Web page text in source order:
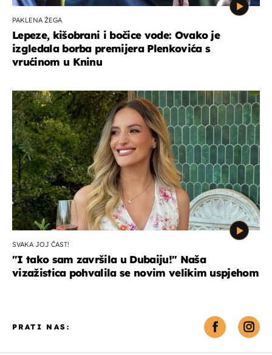
PAKLENA ŽEGA
Lepeze, kišobrani i bočice vode: Ovako je
izgledala borba premijera Plenkovića s
vrućinom u Kninu
SVAKA JOJ ČAST!
"I tako sam završila u Dubaiju!" Naša
vizažistica pohvalila se novim velikim uspjehom
PRATI NAS: